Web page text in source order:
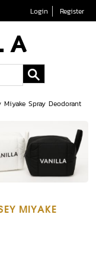
Login Register
Spray Deodorant
MIYAKE